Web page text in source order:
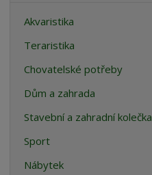
Akvaristika
Teraristika
Chovatelské potřeby
Dům a zahrada
Stavební a zahradní kolečka
Sport
Nábytek